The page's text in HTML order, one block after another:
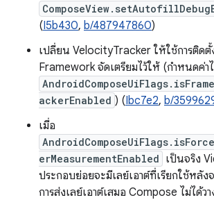
(I5b430, b/487947860)
เปลี่ยน VelocityTracker ให้ใช้การติด
Framework จัดเตรียมไว้ให้ (กำหนดค่า
ackerEnabled ) (Ibc7e2, b/
เมื่อ
erMeasurementEnabled เป็นจริง
ประกอบย่อยจะมีเลย์เอาต์ที่เรียกใช้หลัง
การส่งเลย์เอาต์เสมอ Compose ไม่ได้ว